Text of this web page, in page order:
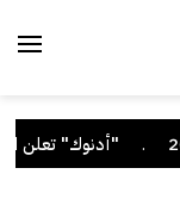
"أدنوك" تعلن